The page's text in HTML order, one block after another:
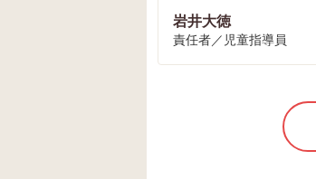
岩井大徳
責任者／児童指導員